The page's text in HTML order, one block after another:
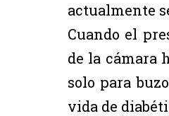
actualmente
Cuando el
de la cámara
solo para
vida de